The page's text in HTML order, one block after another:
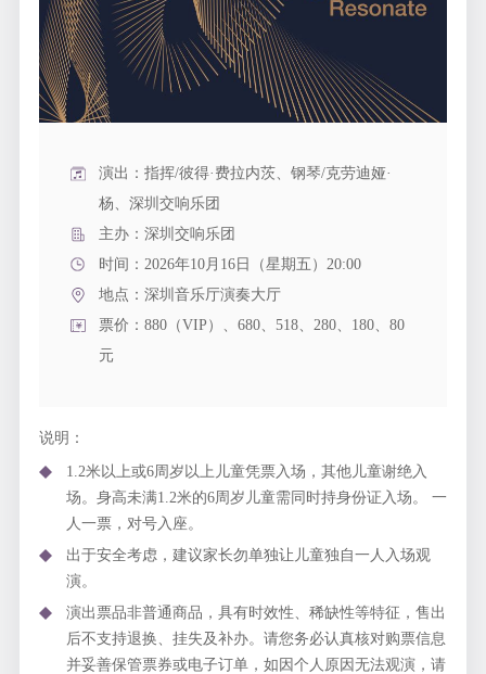
演出：指挥/彼得·费拉内茨、钢琴/克劳迪娅·
杨、深圳交响乐团
主办：深圳交响乐团
时间：2026年10月16日（星期五）20:00
地点： 深圳音乐厅演奏大厅
票价：880（VIP）、680、518、280、180、80
元
说明：
1.2米以上或6周岁以上儿童凭票入场，其他儿童谢绝入
场。身高未满1.2米的6周岁儿童需同时持身份证入场。 一
人一票，对号入座。
出于安全考虑，建议家长勿单独让儿童独自一人入场观
演。
演出票品非普通商品，具有时效性、稀缺性等特征，售出
后不支持退换、挂失及补办。请您务必认真核对购票信息
并妥善保管票券或电子订单，如因个人原因无法观演，请